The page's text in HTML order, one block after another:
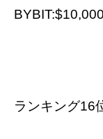
ランキング16